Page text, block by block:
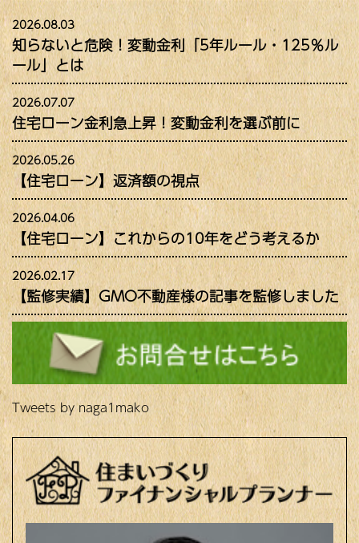
2026.08.03
知らないと危険！変動金利「5年ルール・125％ル
ール」とは
2026.07.07
住宅ローン金利急上昇！変動金利を選ぶ前に
2026.05.26
【住宅ローン】返済額の視点
2026.04.06
【住宅ローン】これからの10年をどう考えるか
2026.02.17
【監修実績】GMO不動産様の記事を監修しました
Tweets by naga1mako